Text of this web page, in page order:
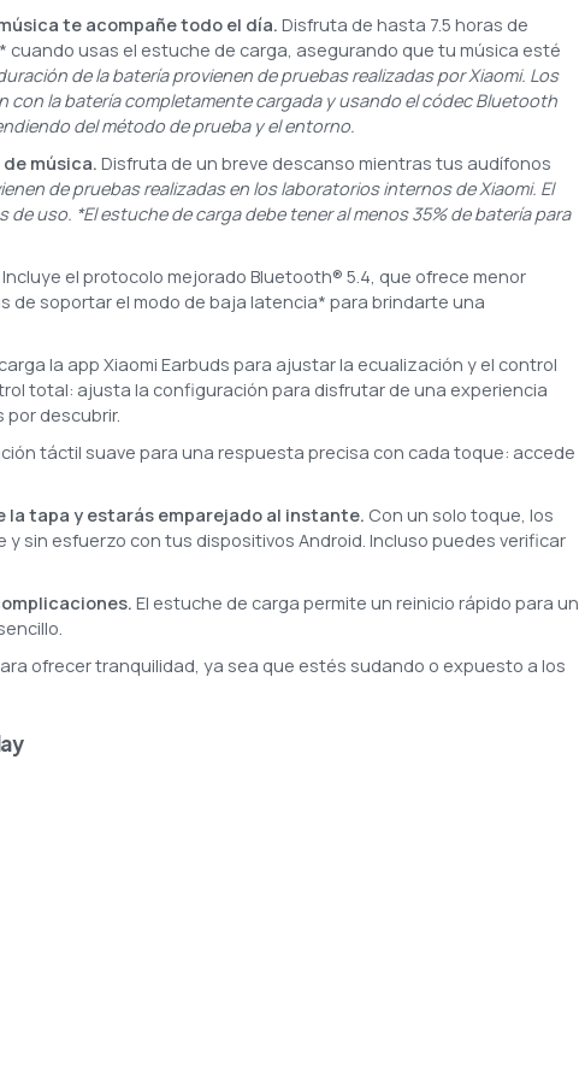
te acompañe todo el día. Disfruta de hasta 7.5 horas de
cuando usas el estuche de carga, asegurando que tu música esté
de la batería provienen de pruebas realizadas por Xiaomi. Los
con la batería completamente cargada y usando el códec Bluetooth
del método de prueba y el entorno.
música. Disfruta de un breve descanso mientras tus audífonos
de pruebas realizadas en los laboratorios internos de Xiaomi. El
uso. *El estuche de carga debe tener al menos 35% de batería para
Incluye el protocolo mejorado Bluetooth® 5.4, que ofrece menor
de soportar el modo de baja latencia* para brindarte una
la app Xiaomi Earbuds para ajustar la ecualización y el control
total: ajusta la configuración para disfrutar de una experiencia
por descubrir.
táctil suave para una respuesta precisa con cada toque: accede
la tapa y estarás emparejado al instante. Con un solo toque, los
y sin esfuerzo con tus dispositivos Android. Incluso puedes verificar
El estuche de carga permite un reinicio rápido para un
ofrecer tranquilidad, ya sea que estés sudando o expuesto a los